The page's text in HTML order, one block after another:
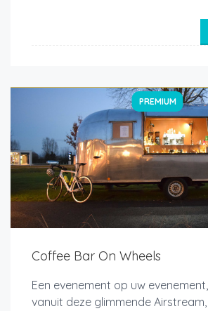
PREMIUM
Coffee Bar On Wheels
Een evenement op uw
vanuit deze glimmende Airstream,